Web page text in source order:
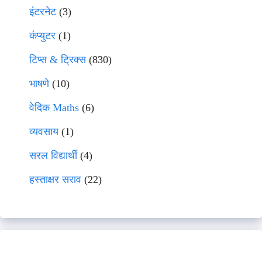
इंटरनेट(3)
कंप्युटर (1)
टिप्स & ट्रिक्स(830)
भाषणे(10)
वेदिक Maths (6)
व्यवसाय(1)
सरल विद्यार्थी(4)
हस्ताक्षर सराव (22)